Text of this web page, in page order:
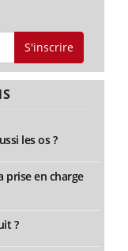
S'inscrire
les os ?
prise en charge
?